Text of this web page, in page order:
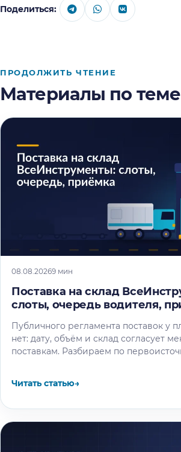
Поделиться:
ПРОДОЛЖИТЬ ЧТЕНИЕ
Материалы по теме
08.08.20269 мин
Поставка на склад
слоты, очередь водителя,
Публичного регламента поставок у
нет: дату, объём и склад согласует
поставкам. Разбираем по
Читать статью→